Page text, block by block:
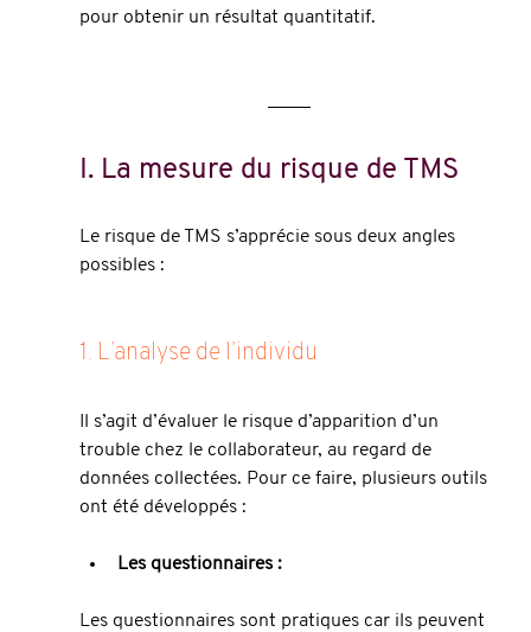
pour obtenir un résultat quantitatif.
I. La mesure du risque de TMS
Le risque de TMS s’apprécie sous deux angles
possibles :
1. L’analyse de l’individu
Il s’agit d’évaluer le risque d’apparition d’un
trouble chez le collaborateur, au regard de
données collectées. Pour ce faire, plusieurs outils
ont été développés :
Les questionnaires :
Les questionnaires sont pratiques car ils peuvent